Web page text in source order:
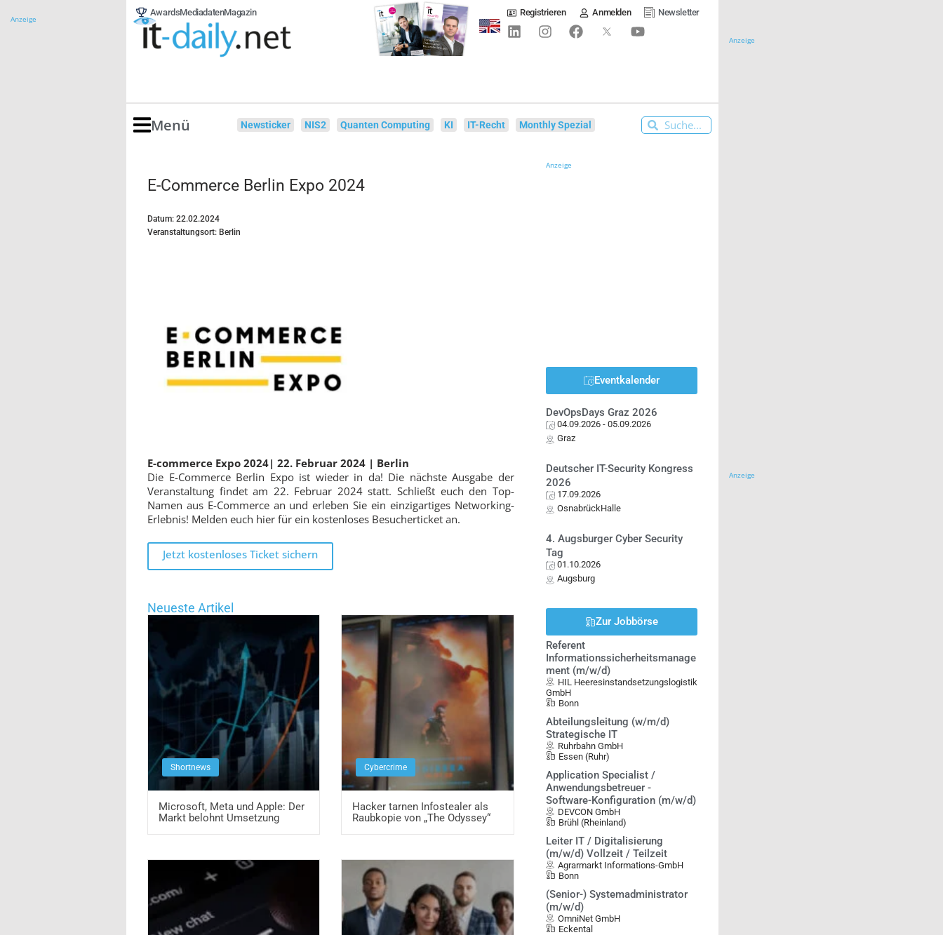
Anzeige
AwardsMediadatenMagazin Registrieren Anmelden Newsletter
Menü Newsticker NIS2 Quanten Computing KI IT-Recht Monthly Spezial
E-Commerce Berlin Expo 2024
Datum: 22.02.2024
Veranstaltungsort: Berlin
E-commerce Expo 2024| 22. Februar 2024 | Berlin
Die E-Commerce Berlin Expo ist wieder in da! Die nächste Ausgabe der
Veranstaltung findet am 22. Februar 2024 statt. Schließt euch den Top-
Namen aus E-Commerce an und erleben Sie ein einzigartiges Networking-
Erlebnis! Melden euch hier für ein kostenloses Besucherticket an.
Jetzt kostenloses Ticket sichern
Neueste Artikel
Shortnews
Microsoft, Meta und Apple: Der
Markt belohnt Umsetzung
Cybercrime
Hacker tarnen Infostealer als
Raubkopie von „The Odyssey“
Anzeige
Eventkalender
DevOpsDays Graz 2026
04.09.2026- 05.09.2026
Graz
Deutscher IT-Security Kongress
2026
17.09.2026
OsnabrückHalle
4. Augsburger Cyber Security
Tag
01.10.2026
Augsburg
Zur Jobbörse
Referent
Informationssicherheitsmanage
ment (m/w/d)
HIL Heeresinstandsetzungslogistik
GmbH
Bonn
Abteilungsleitung (w/m/d)
Strategische IT
Ruhrbahn GmbH
Essen (Ruhr)
Application Specialist /
Anwendungsbetreuer -
Software-Konfiguration (m/w/d)
DEVCON GmbH
Brühl (Rheinland)
Leiter IT / Digitalisierung
(m/w/d) Vollzeit / Teilzeit
Agrarmarkt Informations-GmbH
Bonn
(Senior-) Systemadministrator
(m/w/d)
OmniNet GmbH
Eckental
Anzeige
Anzeige